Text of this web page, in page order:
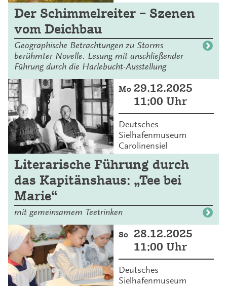
Der Schimmelreiter – Szenen
vom Deichbau
Geographische Betrachtungen zu Storms
berühmter Novelle. Lesung mit anschließender
Führung durch die Harlebucht-Ausstellung
Mo 29.12.2025
11:00 Uhr
Deutsches
Sielhafenmuseum
Carolinensiel
Literarische Führung durch
das Kapitänshaus: „Tee bei
Marie“
mit gemeinsamem Teetrinken
So
28.12.2025
11:00 Uhr
Deutsches
Sielhafenmuseum